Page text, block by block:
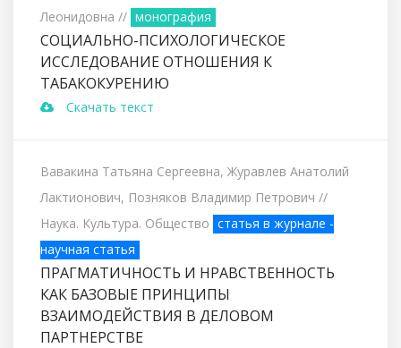
Леонидовна // монография
СОЦИАЛЬНО-ПСИХОЛОГИЧЕСКОЕ
ИССЛЕДОВАНИЕ ОТНОШЕНИЯ К
ТАБАКОКУРЕНИЮ
Скачать текст
Вавакина Татьяна Сергеевна, Журавлев Анатолий
Лактионович, Позняков Владимир Петрович //
Наука. Культура. Общество статья в журнале -
научная статья
ПРАГМАТИЧНОСТЬ И НРАВСТВЕННОСТЬ
КАК БАЗОВЫЕ ПРИНЦИПЫ
ВЗАИМОДЕЙСТВИЯ В ДЕЛОВОМ
ПАРТНЕРСТВЕ